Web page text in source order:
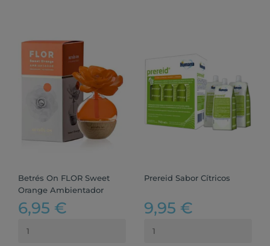
Betrés On FLOR Sweet
Orange Ambientador
6,95 €
Prereid Sabor Cítricos
9,95 €